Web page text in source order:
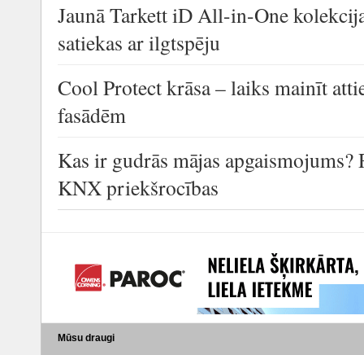
Jaunā Tarkett iD All-in-One
satiekas ar ilgtspēju
Cool Protect krāsa – laiks mainīt
fasādēm
Kas ir gudrās mājas
KNX priekšrocības
Mūsu draugi